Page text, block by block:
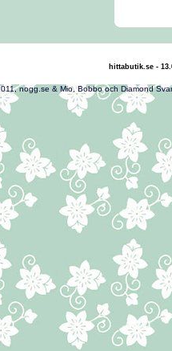
hittabutik.se -
2011, nogg.se & Mio, Bobbo